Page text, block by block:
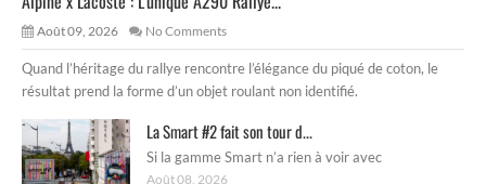
Août 09, 2026 No Comments
Quand l’héritage du rallye rencontre l’élégance du piqué de coton, le
résultat prend la forme d’un objet roulant non identifié.
La Smart #2 fait son tour d...
Si la gamme Smart n’a rien à voir avec
Août 08, 2026